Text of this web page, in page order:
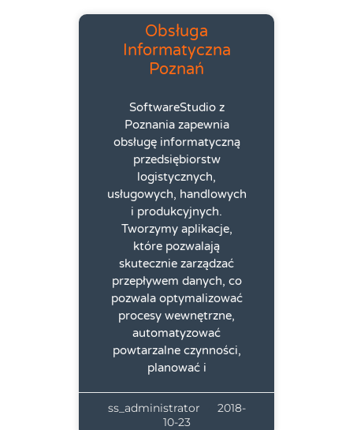
Obsługa
Informatyczna
Poznań
SoftwareStudio z
Poznania zapewnia
obsługę informatyczną
przedsiębiorstw
logistycznych,
usługowych, handlowych
i produkcyjnych.
Tworzymy aplikacje,
które pozwalają
skutecznie zarządzać
przepływem danych, co
pozwala optymalizować
procesy wewnętrzne,
automatyzować
powtarzalne czynności,
planować i
ss_administrator
2018-
10-23